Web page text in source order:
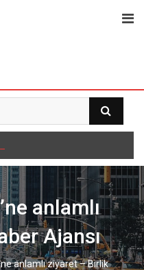
hanımlara yönelik
anlamlı
Ajansı
anlamlı ziyaret – Birlik